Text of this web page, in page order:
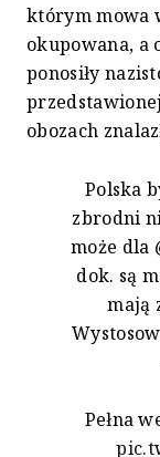
którym mowa
okupowana, a
ponosiły
obozach
Polska
zbrodni
może dla
dok. są
mają
Pełna